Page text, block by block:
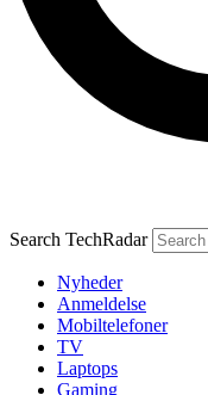
Search TechRadar
Nyheder
Anmeldelse
Mobiltelefoner
TV
Laptops
Gaming